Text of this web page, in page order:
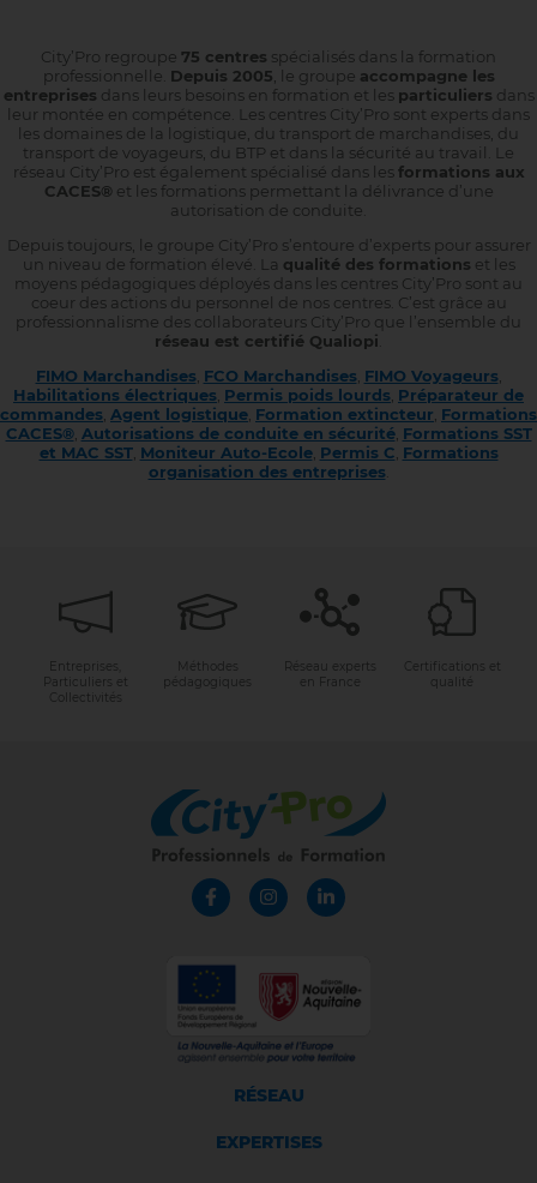
City’Pro regroupe 75 centres spécialisés dans la formation
professionnelle. Depuis 2005, le groupe accompagne les
entreprises dans leurs besoins en formation et les particuliers dans
leur montée en compétence. Les centres City’Pro sont experts dans
les domaines de la logistique, du transport de marchandises, du
transport de voyageurs, du BTP et dans la sécurité au travail. Le
réseau City’Pro est également spécialisé dans lesformations aux
CACES® et les formations permettant la délivrance d’une
autorisation de conduite.
Depuis toujours, le groupe City’Pro s’entoure d’experts pour assurer
un niveau de formation élevé. La qualité des formations et les
moyens pédagogiques déployés dans les centres City’Pro sont au
coeur des actions du personnel de nos centres. C’est grâce au
professionnalisme des collaborateurs City’Pro que l’ensemble du
réseau est certifié Qualiopi
FIMO Marchandises, FCO Marchandises, FIMO Voyageurs,
Habilitations électriques, Permis poids lourds, Préparateur de
commandes, Agent logistique, Formation extincteur, Formations
CACES®, Autorisations de conduite en sécurité, Formations SST
et MAC SST, Moniteur Auto-Ecole, Permis C, Formations
organisation des entreprises.
Entreprises,
Particuliers et
Collectivités
Méthodes
pédagogiques
Réseau experts
en France
Certifications et
qualité
RÉSEAU
EXPERTISES